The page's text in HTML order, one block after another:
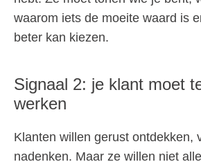
waarom iets de moeite waard is
beter kan kiezen.
Signaal 2: je klant moet
werken
Klanten willen gerust ontdekken,
nadenken. Maar ze willen niet